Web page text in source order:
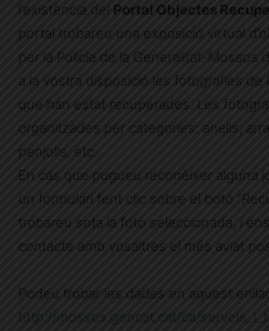
l’existència del Portal Objectes
portal trobareu una exposició virtual
per la Policia de la Generalitat-Mossos
a la vostra disposició les fotografies de
que han estat recuperades. Les
organitzades per categories: anells,
penjolls, etc.
En cas que pugueu reconèixer alguna
un formulari fent clic sobre el botó
trobareu sota la foto seleccionada, i
contacte amb vosaltres el més aviat
Podeu trobar les dades en aquest
http://mossos.gencat.cat/ca/